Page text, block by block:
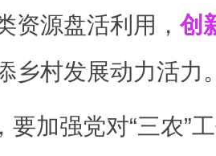
资源盘活利用， 创
乡村发展动力活力
要加强党对“三农”